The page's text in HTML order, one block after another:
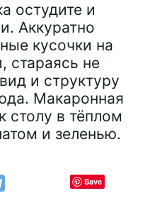
остудите и
Аккуратно
кусочки на
стараясь не
и структуру
Макаронная
столу в тёплом
и зеленью.
Save